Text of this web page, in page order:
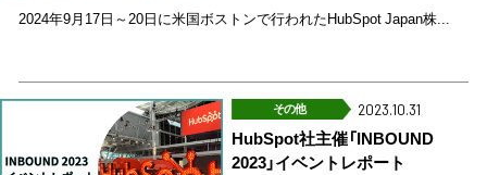
2024年9月17日～20日に米国ボストンで行われたHubSpot Japan株...
その他 2023.10.31
HubSpot社主催「INBOUND
2023」イベントレポート